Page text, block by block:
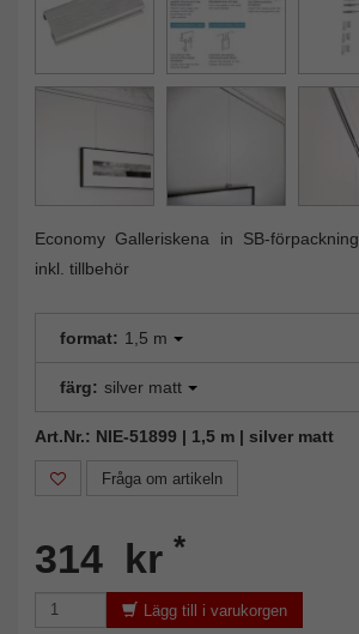
Economy Galleriskena in SB-förpackning,
inkl. tillbehör
format: 1,5 m
färg: silver matt
Art.Nr.: NIE-51899 | 1,5 m | silver matt
Fråga om artikeln
314 kr *
Lägg till i varukorgen